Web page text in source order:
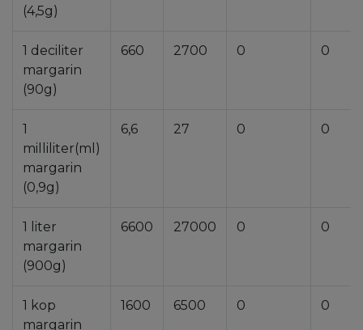
(4,5g)
1 deciliter
margarin
(90g)
660 2700 0 0
1
milliliter(ml)
margarin
(0,9g)
6,6 27 0 0
1 liter
margarin
(900g)
6600 27000 0 0
1 kop
margarin
1600 6500 0 0